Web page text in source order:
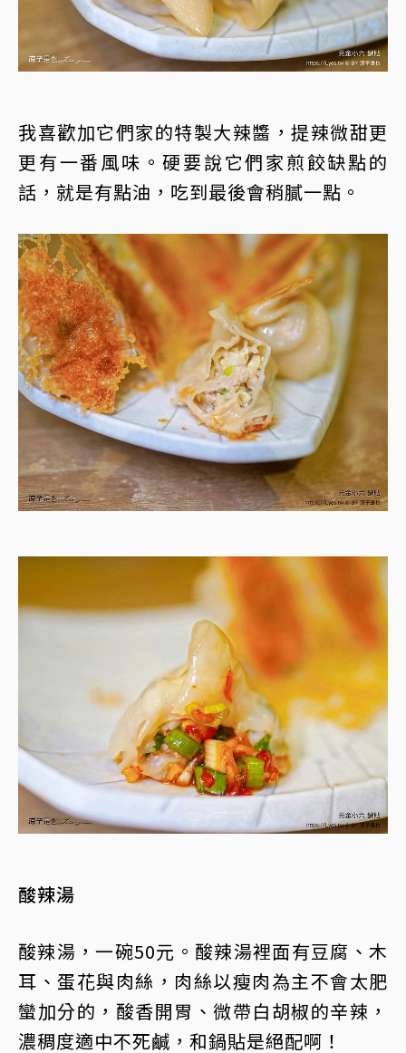
我喜歡加它們家的特製大辣醬，提辣微甜更
更有一番風味。硬要說它們家煎餃缺點的
話，就是有點油，吃到最後會稍膩一點。
酸辣湯
酸辣湯，一碗50元。酸辣湯裡面有豆腐、木
耳、蛋花與肉絲，肉絲以瘦肉為主不會太肥
蠻加分的，酸香開胃、微帶白胡椒的辛辣，
濃稠度適中不死鹹，和鍋貼是絕配啊！